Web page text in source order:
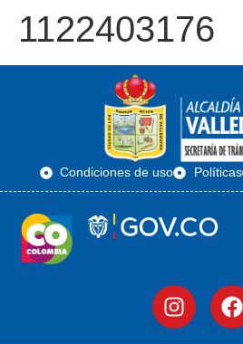
1122403176
Condiciones de uso Políticas